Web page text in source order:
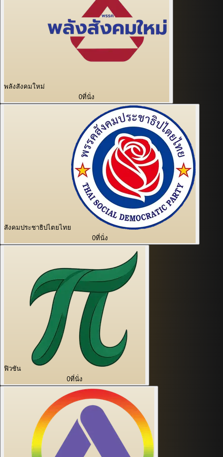
พลังสังคมใหม่
0ที่นั่ง
สังคมประชาธิปไตยไทย
0ที่นั่ง
ฟิวชัน
0ที่นั่ง